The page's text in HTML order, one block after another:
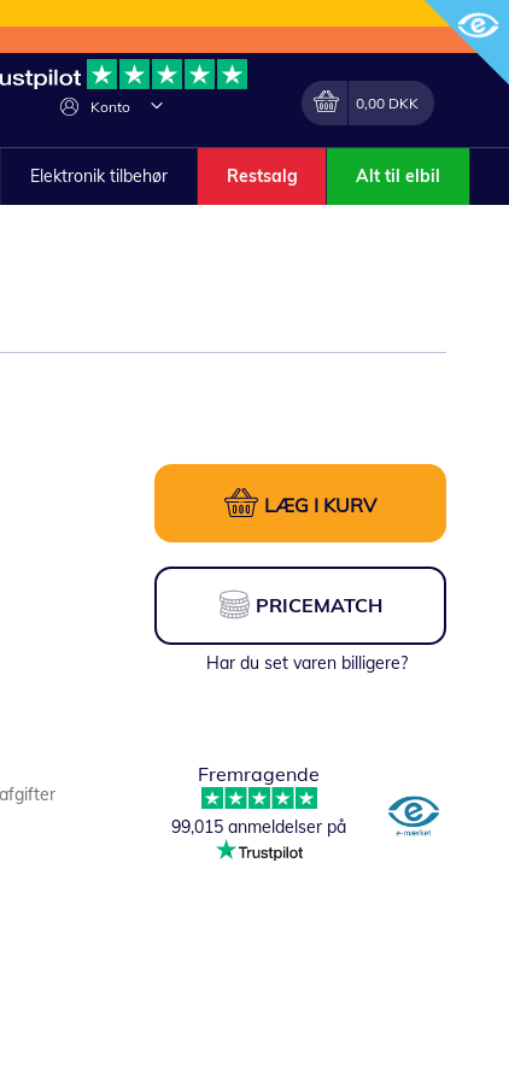
Konto
Lave
Min indkøbskurv
0,00 DKK
Elektronik tilbehør Restsalg Alt til elbil
LÆG I KURV
PRICEMATCH
Har du set varen billigere?
Fremragende
99,015 anmeldelser på